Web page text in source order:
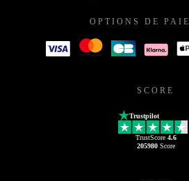
OPTIONS DE
SCORE
Trustpilot
TrustScore 4.6
205980Score